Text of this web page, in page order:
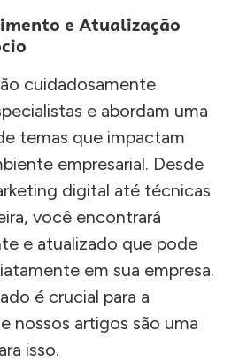
e Atualização
cuidadosamente
e abordam uma
temas que impactam
empresarial. Desde
digital até técnicas
você encontrará
e atualizado que pode
em sua empresa.
é crucial para a
nossos artigos são uma
isso.